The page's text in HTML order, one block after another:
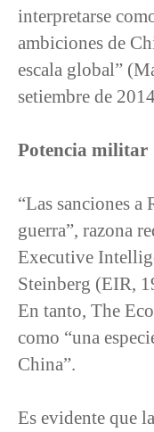
interpretarse
ambiciones de
escala global”
setiembre de
Potencia militar
“Las sanciones a
guerra”, razona
Executive
Steinberg (EIR,
En tanto, The
como “una
China”.
Es evidente que